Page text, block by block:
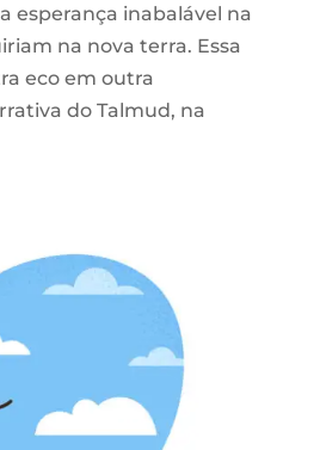
esperança inabalável na
na nova terra. Essa
eco em outra
do Talmud, na